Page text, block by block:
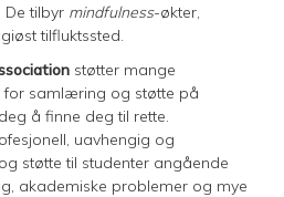
tilbyr mindfulness-økter,
tilfluktssted.
støtter mange
for samlæring og støtte på
å finne deg til rette.
uavhengig og
støtte til studenter angående
akademiske problemer og mye